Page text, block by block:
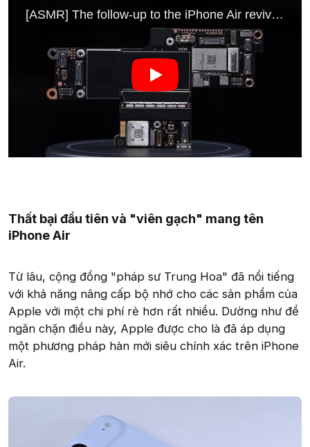
Thất bại đầu tiên và "viên gạch" mang tên
iPhone Air
Từ lâu, cộng đồng "pháp sư Trung Hoa" đã nổi tiếng
với khả năng nâng cấp bộ nhớ cho các sản phẩm của
Apple với một chi phí rẻ hơn rất nhiều. Dường như để
ngăn chặn điều này, Apple được cho là đã áp dụng
một phương pháp hàn mới siêu chính xác trên iPhone
Air.